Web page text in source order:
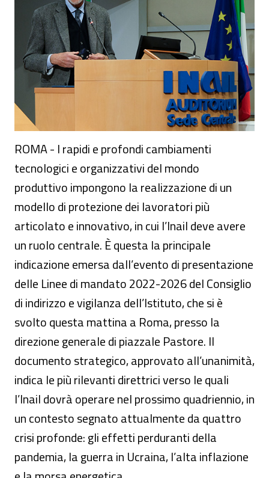
ROMA - I rapidi e profondi cambiamenti
tecnologici e organizzativi del mondo
produttivo impongono la realizzazione di un
modello di protezione dei lavoratori più
articolato e innovativo, in cui l’Inail deve avere
un ruolo centrale. È questa la principale
indicazione emersa dall’evento di presentazione
delle Linee di mandato 2022-2026 del Consiglio
di indirizzo e vigilanza dell’Istituto, che si è
svolto questa mattina a Roma, presso la
direzione generale di piazzale Pastore. Il
documento strategico, approvato all’unanimità,
indica le più rilevanti direttrici verso le quali
l’Inail dovrà operare nel prossimo quadriennio, in
un contesto segnato attualmente da quattro
crisi profonde: gli effetti perduranti della
pandemia, la guerra in Ucraina, l’alta inflazione